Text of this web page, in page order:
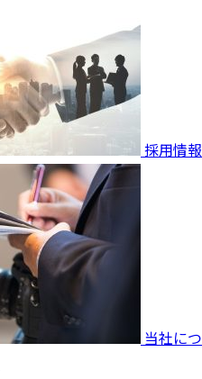
採用情報
当社につ